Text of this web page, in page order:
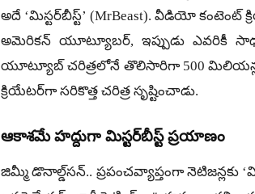
అదే ‘మిస్టర్‌బీస్ట్’ (MrBeast). వీడియో కంటెంట్
అమెరికన్ యూట్యూబర్, ఇప్పుడు ఎవరికీ
యూట్యూబ్ చరిత్రలోనే తొలిసారిగా 500
క్రియేటర్‌గా సరికొత్త చరిత్ర సృష్టించాడు.
ఆకాశమే హద్దుగా మిస్టర్‌బీస్ట్ ప్రయాణం
జిమ్మీ డొనాల్డ్‌సన్.. ప్రపంచవ్యాప్తంగా